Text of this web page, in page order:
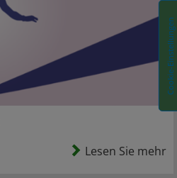
Lesen Sie mehr
Cookie-Einstellungen